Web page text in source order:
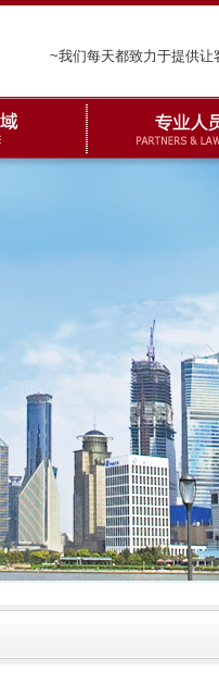
~我们每天都致力于提供让